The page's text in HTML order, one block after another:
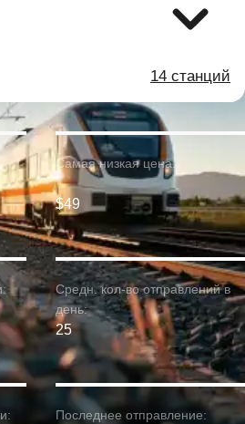
14 станций
Самая низкая цена:
$49
Средн. кол-во отправлений в
день:
25
Последнее отправление: